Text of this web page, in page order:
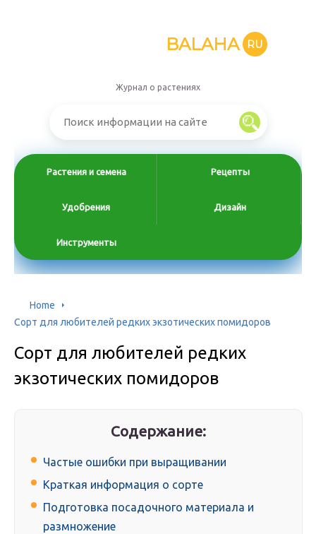
BALAHA RU
Журнал о растениях
Растения и семена Рецепты
Удобрения Дизайн
Инструменты
Home
Сорт для любителей редких экзотических помидоров
Сорт для любителей редких
экзотических помидоров
Содержание:
Частые ошибки при выращивании
Краткая информация о сорте
Подготовка посадочного материала и
размножение